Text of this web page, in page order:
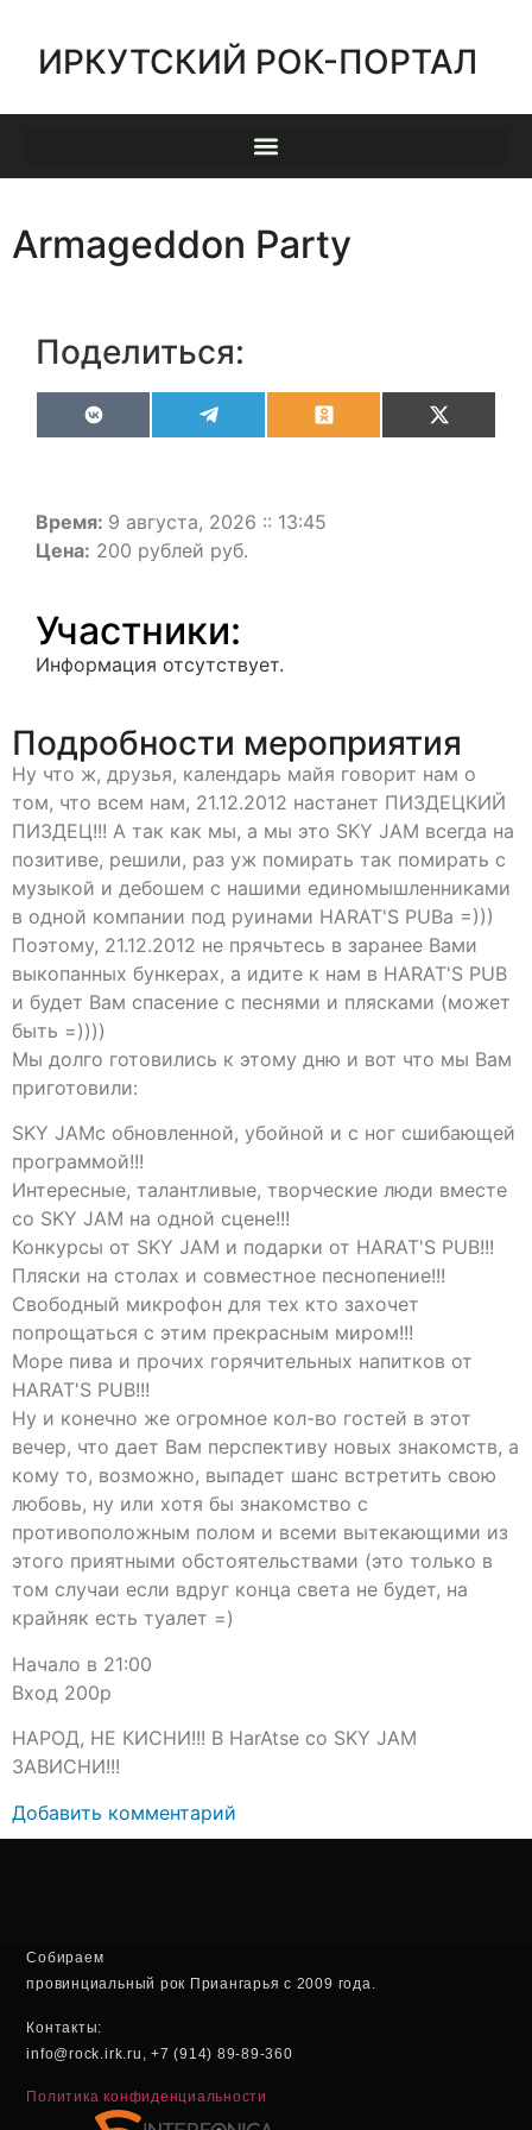
ИРКУТСКИЙ РОК-ПОРТАЛ
Armageddon Party
Поделиться:
VK OdnoklassnikiX
(Twitter)
Время: 9 августа, 2026 :: 13:45
Цена: 200 рублей руб.
Участники:
Информация отсутствует.
Подробности мероприятия
Ну что ж, друзья, календарь майя говорит нам о
том, что всем нам, 21.12.2012 настанет ПИЗДЕЦКИЙ
ПИЗДЕЦ!!! А так как мы, а мы это SKY JAM всегда на
позитиве, решили, раз уж помирать так помирать с
музыкой и дебошем с нашими единомышленниками
в одной компании под руинами HARAT'S PUBа =)))
Поэтому, 21.12.2012 не прячьтесь в заранее Вами
выкопанных бункерах, а идите к нам в HARAT'S PUB
и будет Вам спасение с песнями и плясками (может
быть =))))
Мы долго готовились к этому дню и вот что мы Вам
приготовили:
SKY JAMс обновленной, убойной и с ног сшибающей
программой!!!
Интересные, талантливые, творческие люди вместе
со SKY JAM на одной сцене!!!
Конкурсы от SKY JAM и подарки от HARAT'S PUB!!!
Пляски на столах и совместное песнопение!!!
Свободный микрофон для тех кто захочет
попрощаться с этим прекрасным миром!!!
Море пива и прочих горячительных напитков от
HARAT'S PUB!!!
Ну и конечно же огромное кол-во гостей в этот
вечер, что дает Вам перспективу новых знакомств, а
кому то, возможно, выпадет шанс встретить свою
любовь, ну или хотя бы знакомство с
противоположным полом и всеми вытекающими из
этого приятными обстоятельствами (это только в
том случаи если вдруг конца света не будет, на
крайняк есть туалет =)
Начало в 21:00
Вход 200р
НАРОД, НЕ КИСНИ!!! В HarAtse со SKY JAM
ЗАВИСНИ!!!
Добавить комментарий
Собираем
провинциальный рок Приангарья с 2009 года.
Контакты:
info@rock.irk.ru, +7 (914) 89-89-360
Политика конфиденциальности